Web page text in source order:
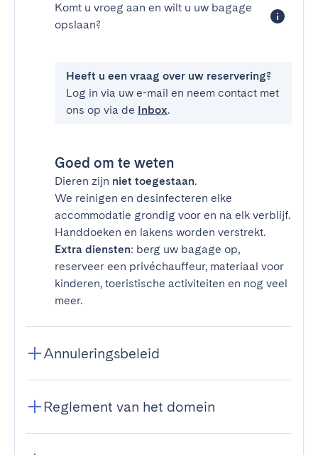
Komt u vroeg aan en wilt u uw bagage
opslaan?
Heeft u een vraag over uw reservering?
Log in via uw e-mail en neem contact met
ons op via de Inbox.
Goed om te weten
Dieren zijn niet toegestaan.
We reinigen en desinfecteren elke
accommodatie grondig voor en na elk verblijf.
Handdoeken en lakens worden verstrekt.
Extra diensten: berg uw bagage op,
reserveer een privéchauffeur, materiaal voor
kinderen, toeristische activiteiten en nog veel
meer.
Annuleringsbeleid
Reglement van het domein